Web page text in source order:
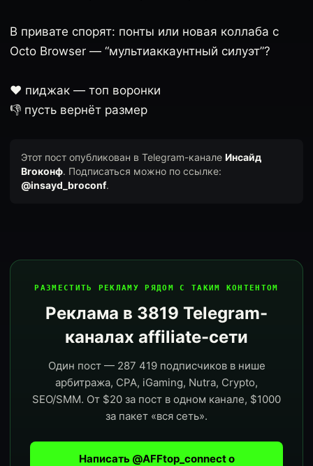
В привате спорят: понты или новая коллаба с
Octo Browser — “мультиаккаунтный силуэт”?
❤️ пиджак — топ воронки
👎 пусть вернёт размер
Этот пост опубликован в Telegram-канале Инсайд
Broконф. Подписаться можно по ссылке:
@insayd_broconf.
РАЗМЕСТИТЬ РЕКЛАМУ РЯДОМ С ТАКИМ КОНТЕНТОМ
Реклама в 3819 Telegram-
каналах affiliate-сети
Один пост — 287 419 подписчиков в нише
арбитража, CPA, iGaming, Nutra, Crypto,
SEO/SMM. От $20 за пост в одном канале, $1000
за пакет «вся сеть».
Написать @AFFtop_connect о